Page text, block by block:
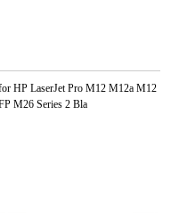
HP LaserJet Pro M12 M12a M12
M26 Series 2 Bla